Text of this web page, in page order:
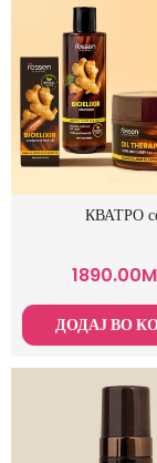
КВАТРО
1890.00
ДОДАЈ ВО